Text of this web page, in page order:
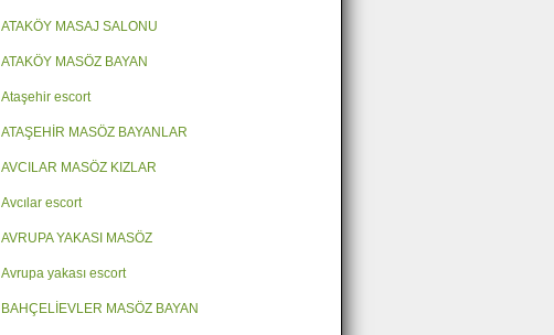
ATAKÖY MASAJ SALONU
ATAKÖY MASÖZ BAYAN
Ataşehir escort
ATAŞEHİR MASÖZ BAYANLAR
AVCILAR MASÖZ KIZLAR
Avcılar escort
AVRUPA YAKASI MASÖZ
Avrupa yakası escort
BAHÇELİEVLER MASÖZ BAYAN